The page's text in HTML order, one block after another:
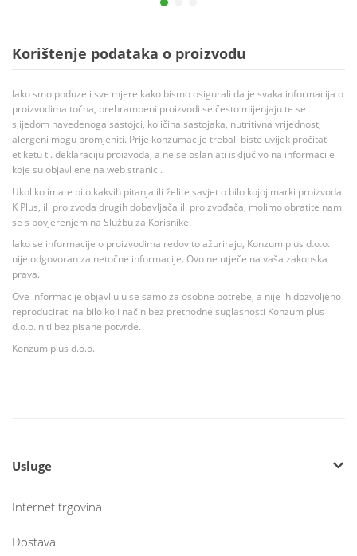
Korištenje podataka o proizvodu
Iako smo poduzeli sve mjere kako bismo osigurali da je svaka informacija o
proizvodima točna, prehrambeni proizvodi se često mijenjaju te se
slijedom navedenoga sastojci, količina sastojaka, nutritivna vrijednost,
alergeni mogu promjeniti. Prije konzumacije trebali biste uvijek pročitati
etiketu tj. deklaraciju proizvoda, a ne se oslanjati isključivo na informacije
koje su objavljene na web stranici.
Ukoliko imate bilo kakvih pitanja ili želite savjet o bilo kojoj marki proizvoda
K Plus, ili proizvoda drugih dobavljača ili proizvođača, molimo obratite nam
se s povjerenjem na Službu za Korisnike.
Iako se informacije o proizvodima redovito ažuriraju, Konzum plus d.o.o.
nije odgovoran za netočne informacije. Ovo ne utječe na vaša zakonska
prava.
Ove informacije objavljuju se samo za osobne potrebe, a nije ih dozvoljeno
reproducirati na bilo koji način bez prethodne suglasnosti Konzum plus
d.o.o. niti bez pisane potvrde.
Konzum plus d.o.o.
Usluge
Internet trgovina
Dostava